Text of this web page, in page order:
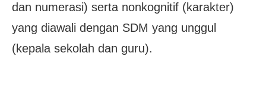
dan numerasi) serta nonkognitif (karakter)
yang diawali dengan SDM yang unggul
(kepala sekolah dan guru).